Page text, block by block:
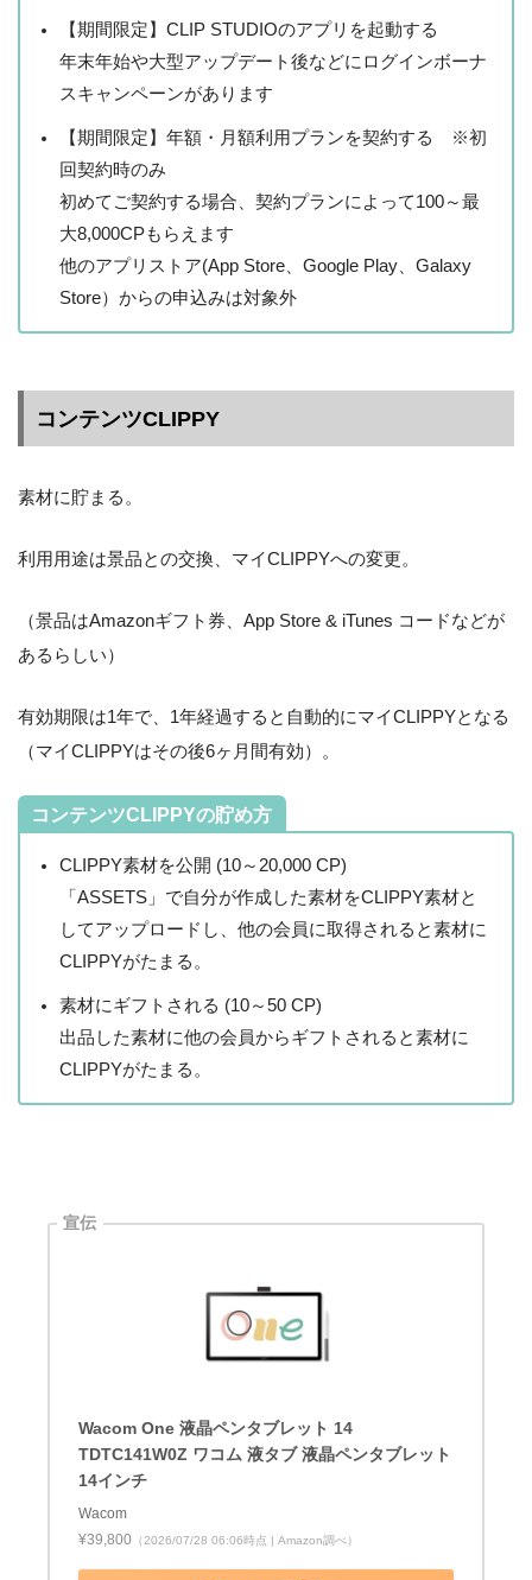
【期間限定】CLIP STUDIOのアプリを起動する
年末年始や大型アップデート後などにログインボーナ
スキャンペーンがあります
【期間限定】年額・月額利用プランを契約する ※初
回契約時のみ
初めてご契約する場合、契約プランによって100～最
大8,000CPもらえます
他のアプリストア(App Store、Google Play、Galaxy
Store）からの申込みは対象外
コンテンツCLIPPY
素材に貯まる。
利用用途は景品との交換、マイCLIPPYへの変更。
（景品はAmazonギフト券、App Store & iTunes コードなどが
あるらしい）
有効期限は1年で、1年経過すると自動的にマイCLIPPYとなる
（マイCLIPPYはその後6ヶ月間有効）。
コンテンツCLIPPYの貯め方
CLIPPY素材を公開 (10～20,000 CP)
「ASSETS」で自分が作成した素材をCLIPPY素材と
してアップロードし、他の会員に取得されると素材に
CLIPPYがたまる。
素材にギフトされる (10～50 CP)
出品した素材に他の会員からギフトされると素材に
CLIPPYがたまる。
Wacom One 液晶ペンタブレット 14
TDTC141W0Z ワコム 液タブ 液晶ペンタブレット
14インチ
Wacom
¥39,800 （2026/07/28 06:06時点 | Amazon調べ）